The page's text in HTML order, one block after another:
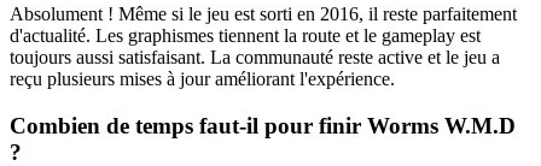
Absolument ! Même si le jeu est sorti en 2016, il reste parfaitement
d'actualité. Les graphismes tiennent la route et le gameplay est
toujours aussi satisfaisant. La communauté reste active et le jeu a
reçu plusieurs mises à jour améliorant l'expérience.
Combien de temps faut-il pour finir Worms W.M.D
?